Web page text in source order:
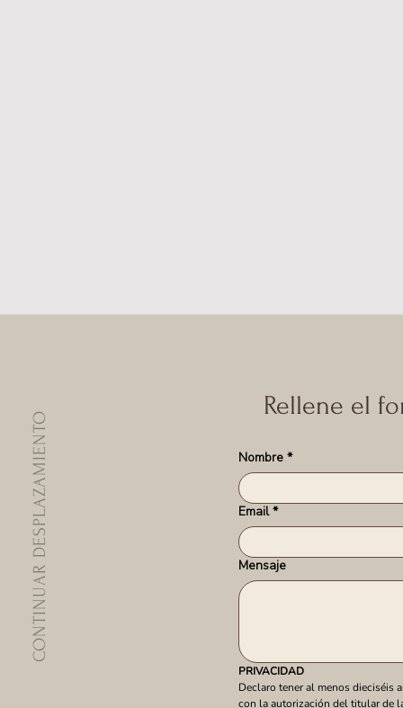
CONTINUAR DESPLAZAMIENTO
Rellene el
Nombre *
Email *
Mensaje
PRIVACIDAD
Declaro tener al menos dieciséis
con la autorización del titular de